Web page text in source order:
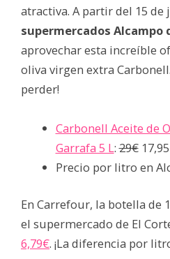
atractiva. A partir del 15 de
supermercados Alcampo
aprovechar esta increíble
oliva virgen extra
perder!
Carbonell Aceite de
Garrafa 5 L:29€
Precio por litro en
En Carrefour, la botella de
el supermercado de El
6,79€. ¡La diferencia por